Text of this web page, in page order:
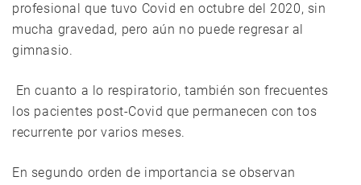
profesional que tuvo Covid en octubre del 2020, sin
mucha gravedad, pero aún no puede regresar al
gimnasio.
En cuanto a lo respiratorio, también son frecuentes
los pacientes post-Covid que permanecen con tos
recurrente por varios meses.
En segundo orden de importancia se observan